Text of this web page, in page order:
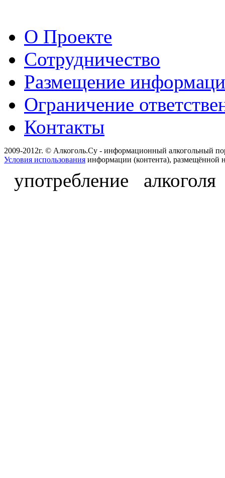
О Проекте
Сотрудничество
Размещение
Ограничение
Контакты
2009-2012г. © Алкоголь.Су - информационный алкогольный
Условия использования информации (контента), размещённой
употребление